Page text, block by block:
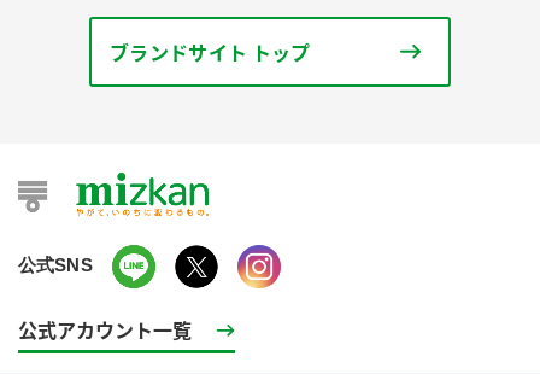
ブランドサイト トップ
公式SNS
公式アカウント一覧